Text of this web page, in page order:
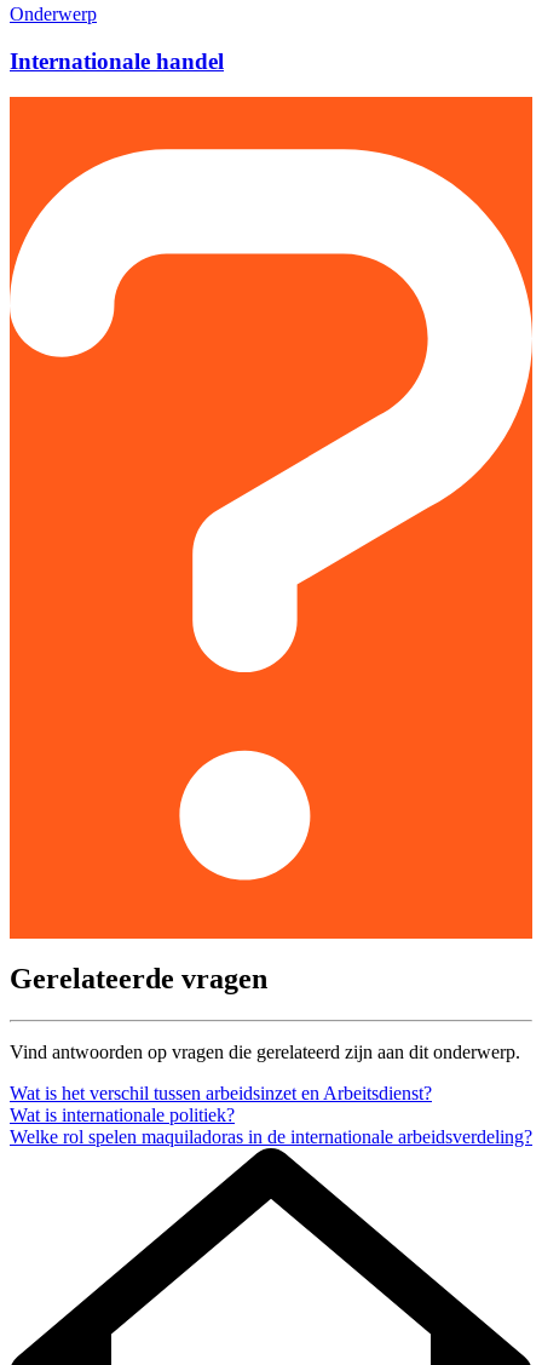
Onderwerp
Internationale handel
Gerelateerde vragen
Vind antwoorden op vragen die gerelateerd zijn aan dit onderwerp.
Wat is het verschil tussen arbeidsinzet en Arbeitsdienst?
Wat is internationale politiek?
Welke rol spelen maquiladoras in de internationale arbeidsverdeling?